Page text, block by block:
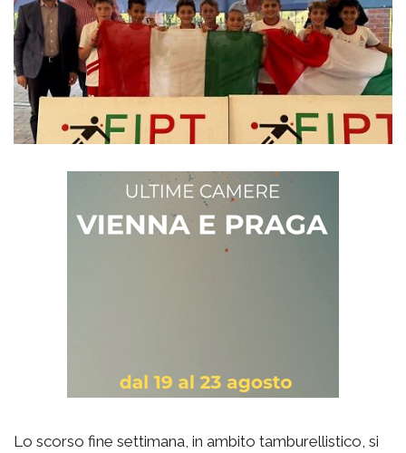
Lo scorso fine settimana, in ambito tamburellistico, si